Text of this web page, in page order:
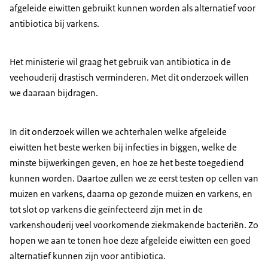
afgeleide eiwitten gebruikt kunnen worden als alternatief voor
antibiotica bij varkens.
Het ministerie wil graag het gebruik van antibiotica in de
veehouderij drastisch verminderen. Met dit onderzoek willen
we daaraan bijdragen.
In dit onderzoek willen we achterhalen welke afgeleide
eiwitten het beste werken bij infecties in biggen, welke de
minste bijwerkingen geven, en hoe ze het beste toegediend
kunnen worden. Daartoe zullen we ze eerst testen op cellen van
muizen en varkens, daarna op gezonde muizen en varkens, en
tot slot op varkens die geïnfecteerd zijn met in de
varkenshouderij veel voorkomende ziekmakende bacteriën. Zo
hopen we aan te tonen hoe deze afgeleide eiwitten een goed
alternatief kunnen zijn voor antibiotica.